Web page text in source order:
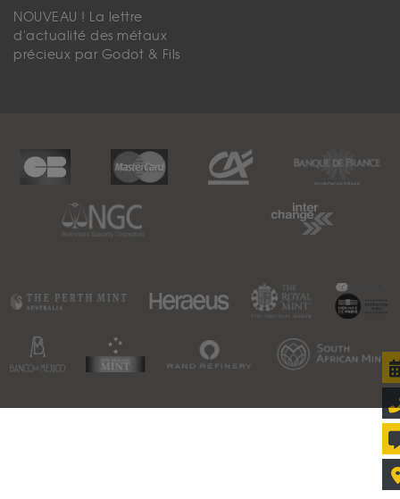
NOUVEAU ! La lettre
d'actualité des métaux
précieux par Godot & Fils